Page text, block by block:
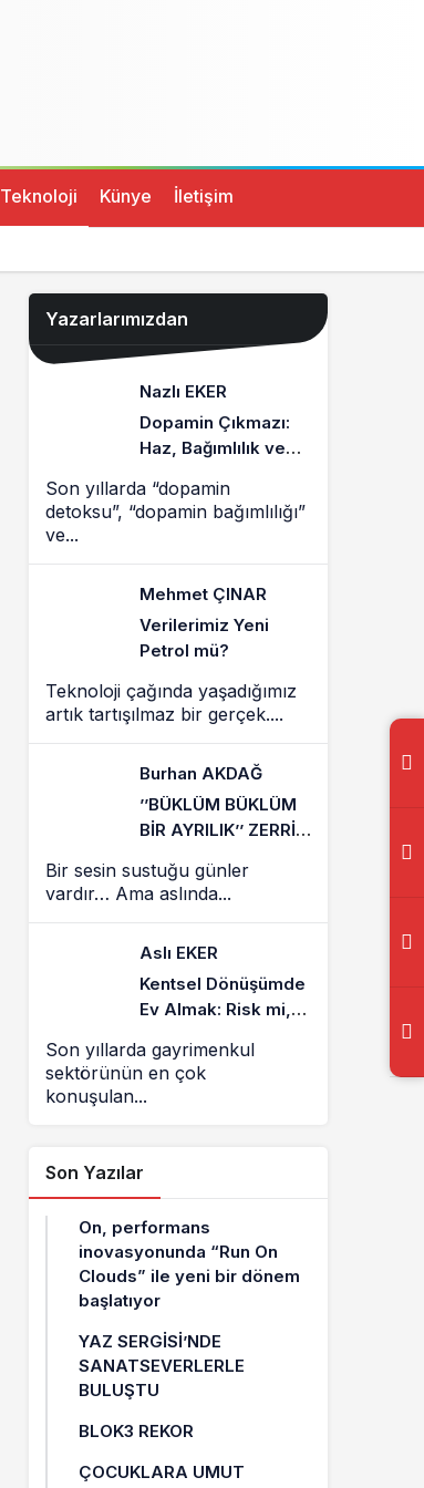
Teknoloji Künye İletişim
Yazarlarımızdan
Nazlı EKER
Dopamin Çıkmazı:
Haz, Bağımlılık ve
Son yıllarda “dopamin
detoksu”, “dopamin bağımlılığı”
ve...
Mehmet ÇINAR
Verilerimiz Yeni
Petrol mü?
Teknoloji çağında yaşadığımız
artık tartışılmaz bir gerçek....
Burhan AKDAĞ
’’BÜKLÜM BÜKLÜM
BİR AYRILIK’’ ZERRİN
VEDASI
Bir sesin sustuğu günler
vardır… Ama aslında...
Aslı EKER
Kentsel Dönüşümde
Ev Almak: Risk mi,
Son yıllarda gayrimenkul
sektörünün en çok
konuşulan...
Son Yazılar
On, performans
inovasyonunda “Run On
Clouds” ile yeni bir dönem
başlatıyor
YAZ SERGİSİ’NDE
SANATSEVERLERLE
BULUŞTU
BLOK3 REKOR
ÇOCUKLARA UMUT